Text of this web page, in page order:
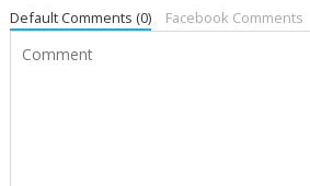
Default Comments (0) Facebook Comments